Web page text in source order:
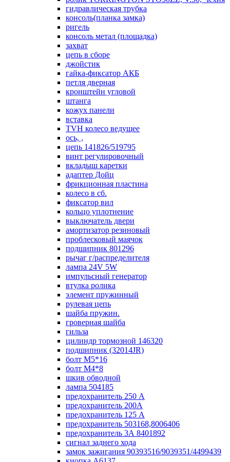
гидравлическая трубка
консоль(планка замка)
ригель
консоль метал (площадка)
захват
цепь в сборе
джойстик
гайка-фиксатор АКБ
петля дверная
кронштейн угловой
штанга
кожух панели
вставка
TVH колесо ведущее
ось, ,
цепь 141826/519795
винт регулировочный
вкладыш каретки
адаптер Дойц
фрикционная пластина
колесо в сб.
фиксатор вил
кольцо уплотнение
выключатель двери
амортизатор резиновый
проблесковый маячок
подшипник 801296
рычаг г/распределителя
лампа 24V 5W
импульсный генератор
втулка ролика
элемент пружинный
рулевая цепь
шайба пружин.
гроверная шайба
гильза
цилиндр тормозной 146320
подшипник (32014JR)
болт М5*16
болт М4*8
шкив обводной
лампа 504185
предохранитель 250 А
предохранитель 200А
предохранитель 125 А
предохранитель 503168,8006406
предохранитель 3А 8401892
сигнал заднего хода
замок зажигания 90393516/9039351/4499439